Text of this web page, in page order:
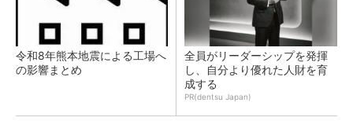
令和8年熊本地震による工場へ
の影響まとめ
全員がリーダーシップを発揮
し、自分より優れた人財を育
成する
PR(dentsu Japan)